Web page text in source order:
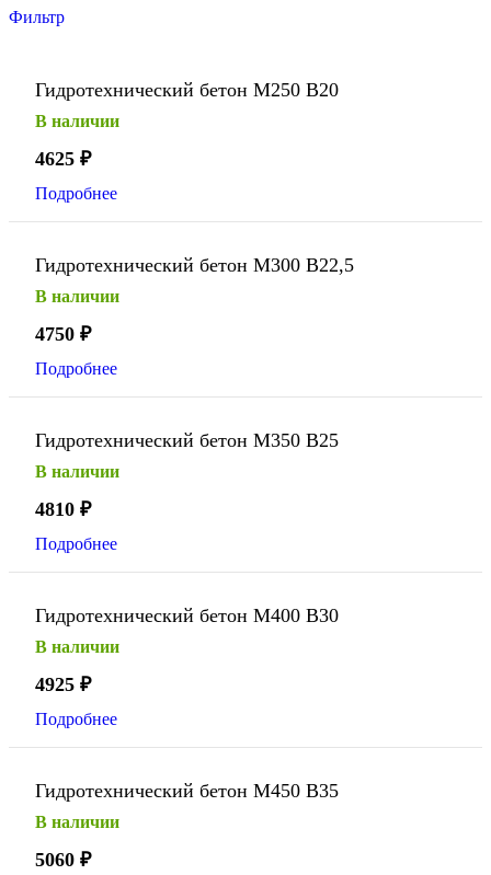
Фильтр
Гидротехнический бетон М250 В20
В наличии
4625 ₽
Подробнее
Гидротехнический бетон М300 В22,5
В наличии
4750 ₽
Подробнее
Гидротехнический бетон М350 В25
В наличии
4810 ₽
Подробнее
Гидротехнический бетон М400 В30
В наличии
4925 ₽
Подробнее
Гидротехнический бетон М450 В35
В наличии
5060 ₽